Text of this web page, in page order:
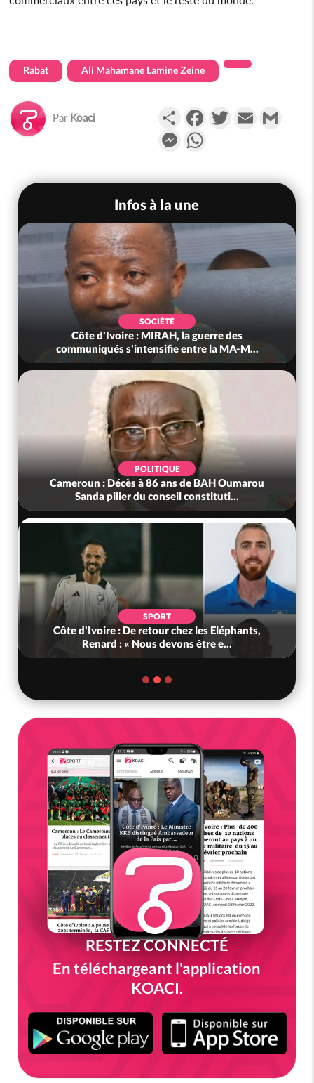
Rabat Ali Mahamane Lamine Zeine
Par Koaci PartagerFacebookTwitterEmail
Messenger
Infos à la une
SOCIÉTÉ
Côte d'Ivoire : MIRAH, la guerre des
communiqués s'intensifie entre la MA-M...
POLITIQUE
Cameroun : Décès à 86 ans de BAH Oumarou
Sanda pilier du conseil constituti...
SPORT
Côte d'Ivoire : De retour chez les Eléphants,
Renard : « Nous devons être e...
RESTEZ CONNECTÉ
En téléchargeant l'application
KOACI.